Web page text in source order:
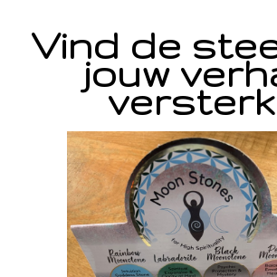
Vind de
jouw